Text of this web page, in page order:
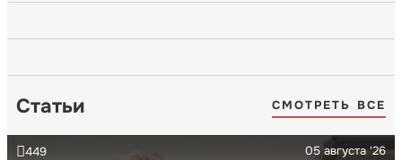
Статьи СМОТРЕТЬ ВСЕ
05 августа '26
449